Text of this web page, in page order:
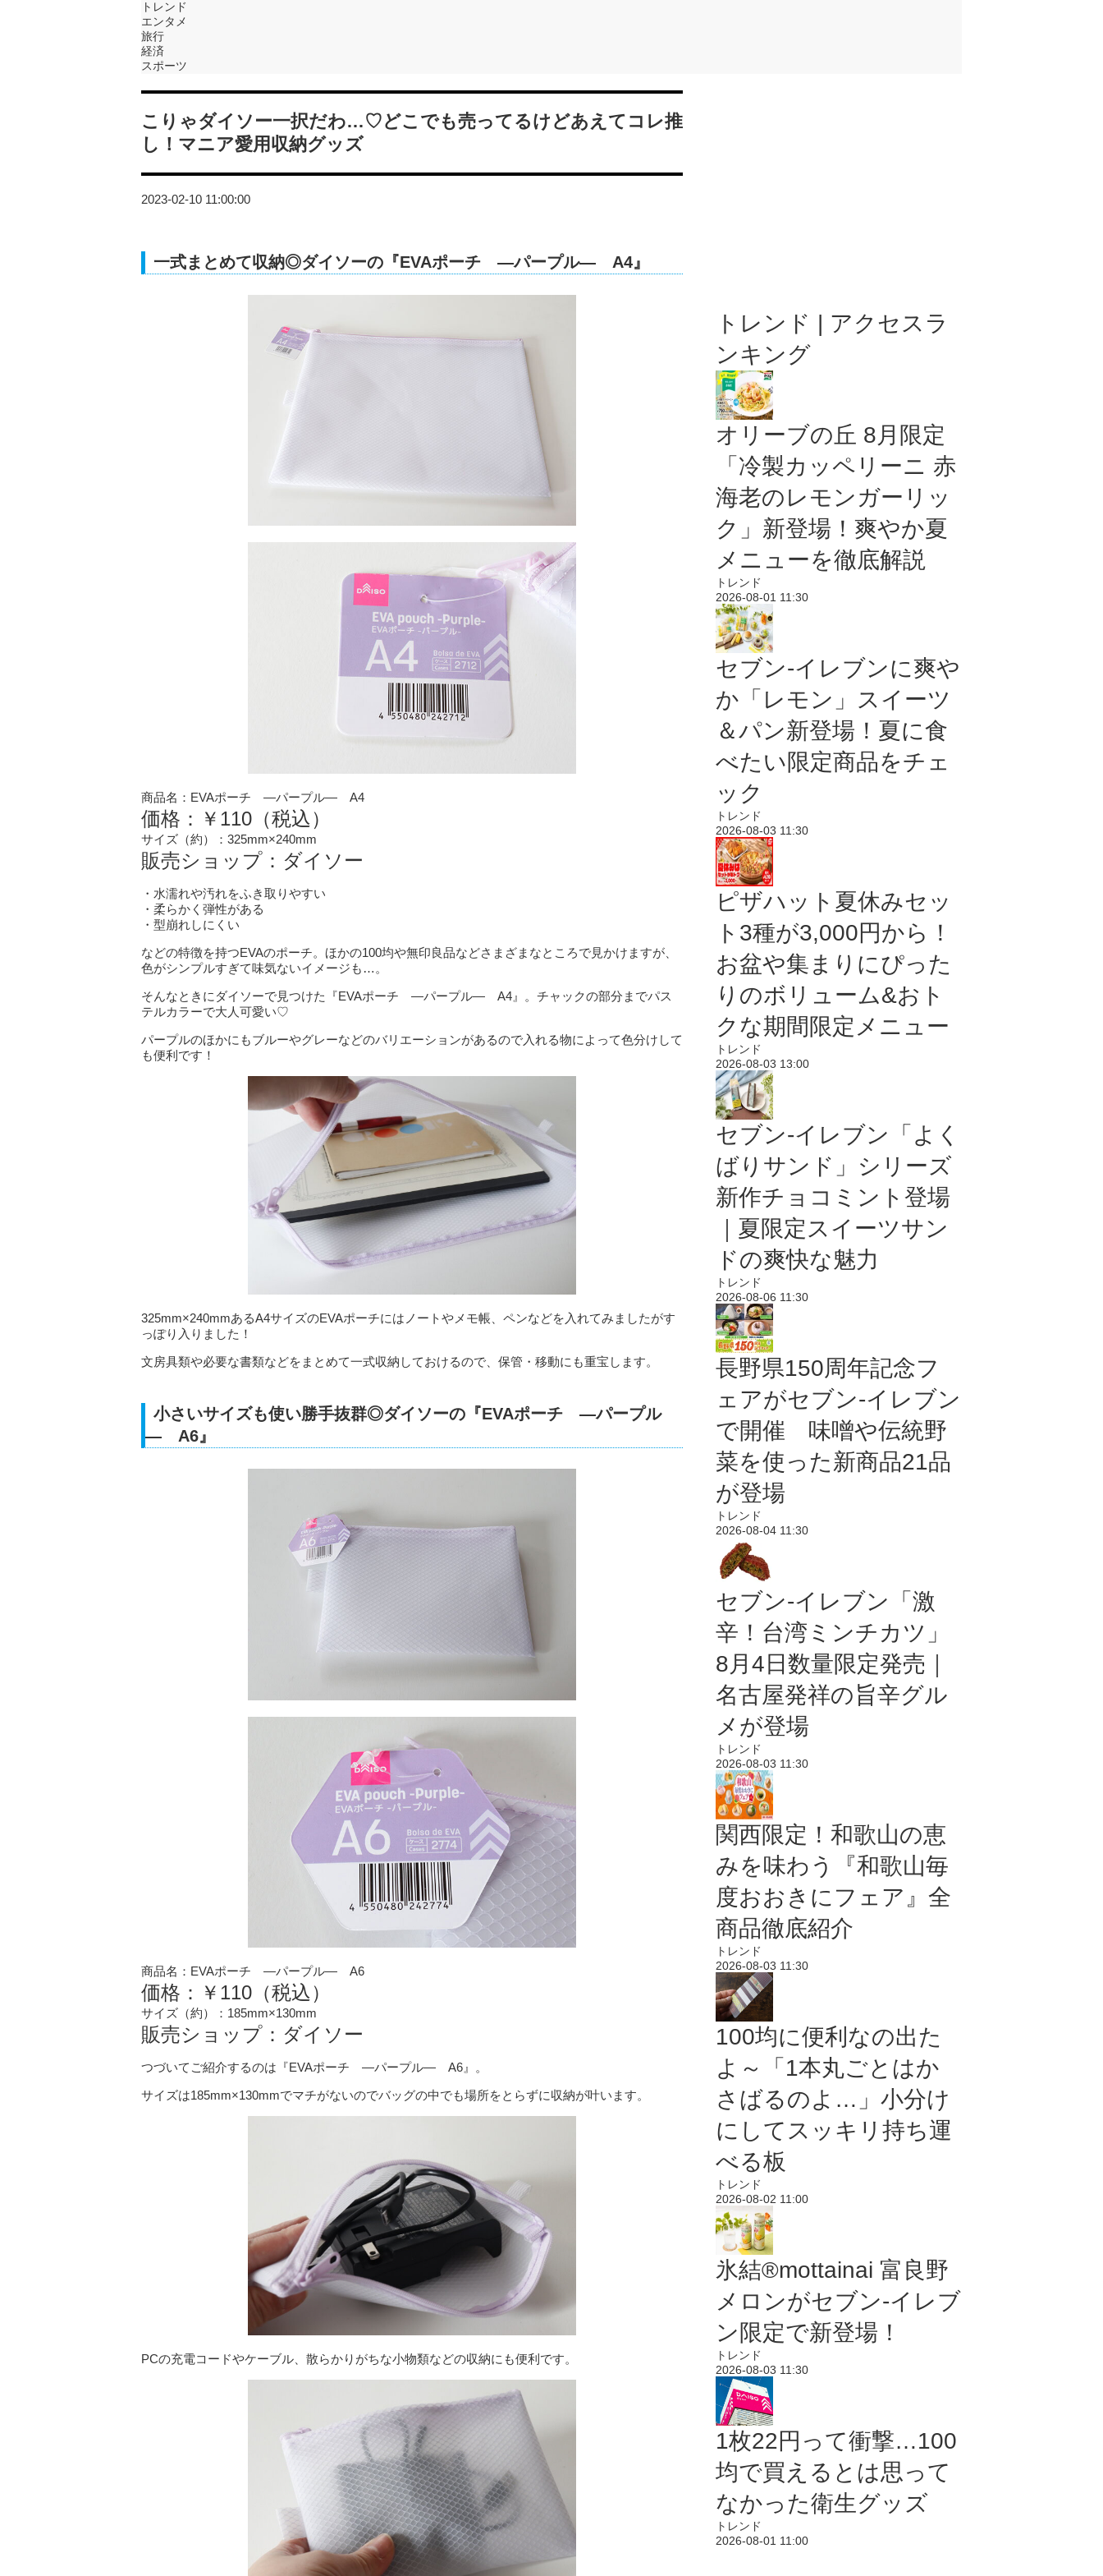
トレンド
エンタメ
旅行
経済
スポーツ
こりゃダイソー一択だわ…♡どこでも売ってるけどあえてコレ推
し！マニア愛用収納グッズ
2023-02-10 11:00:00
一式まとめて収納◎ダイソーの『EVAポーチ ―パープル― A4』
商品名：EVAポーチ ―パープル― A4
価格：￥110（税込）
サイズ（約）：325mm×240mm
販売ショップ：ダイソー
・水濡れや汚れをふき取りやすい
・柔らかく弾性がある
・型崩れしにくい
などの特徴を持つEVAのポーチ。ほかの100均や無印良品などさまざまなところで見かけますが、
色がシンプルすぎて味気ないイメージも…。
そんなときにダイソーで見つけた『EVAポーチ ―パープル― A4』。チャックの部分までパス
テルカラーで大人可愛い♡
パープルのほかにもブルーやグレーなどのバリエーションがあるので入れる物によって色分けして
も便利です！
325mm×240mmあるA4サイズのEVAポーチにはノートやメモ帳、ペンなどを入れてみましたがす
っぽり入りました！
文房具類や必要な書類などをまとめて一式収納しておけるので、保管・移動にも重宝します。
小さいサイズも使い勝手抜群◎ダイソーの『EVAポーチ ―パープル
― A6』
商品名：EVAポーチ ―パープル― A6
価格：￥110（税込）
サイズ（約）：185mm×130mm
販売ショップ：ダイソー
つづいてご紹介するのは『EVAポーチ ―パープル― A6』。
サイズは185mm×130mmでマチがないのでバッグの中でも場所をとらずに収納が叶います。
PCの充電コードやケーブル、散らかりがちな小物類などの収納にも便利です。
トレンド | アクセスラ
ンキング
オリーブの丘 8月限定
「冷製カッペリーニ 赤
海老のレモンガーリッ
ク」新登場！爽やか夏
メニューを徹底解説
トレンド
2026-08-01 11:30
セブン‐イレブンに爽や
か「レモン」スイーツ
＆パン新登場！夏に食
べたい限定商品をチェ
ック
トレンド
2026-08-03 11:30
ピザハット夏休みセッ
ト3種が3,000円から！
お盆や集まりにぴった
りのボリューム&おト
クな期間限定メニュー
トレンド
2026-08-03 13:00
セブン‐イレブン「よく
ばりサンド」シリーズ
新作チョコミント登場
｜夏限定スイーツサン
ドの爽快な魅力
トレンド
2026-08-06 11:30
長野県150周年記念フ
ェアがセブン-イレブン
で開催 味噌や伝統野
菜を使った新商品21品
が登場
トレンド
2026-08-04 11:30
セブン-イレブン「激
辛！台湾ミンチカツ」
8月4日数量限定発売｜
名古屋発祥の旨辛グル
メが登場
トレンド
2026-08-03 11:30
関西限定！和歌山の恵
みを味わう『和歌山毎
度おおきにフェア』全
商品徹底紹介
トレンド
2026-08-03 11:30
100均に便利なの出た
よ～「1本丸ごとはか
さばるのよ…」小分け
にしてスッキリ持ち運
べる板
トレンド
2026-08-02 11:00
氷結®mottainai 富良野
メロンがセブン‐イレブ
ン限定で新登場！
トレンド
2026-08-03 11:30
1枚22円って衝撃…100
均で買えるとは思って
なかった衛生グッズ
トレンド
2026-08-01 11:00